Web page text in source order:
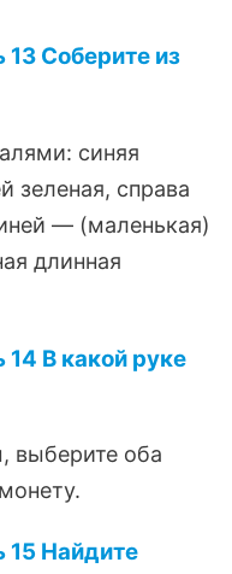
13 Соберите из
синяя
зеленая, справа
— (маленькая)
длинная
14 В какой руке
выберите оба
15 Найдите